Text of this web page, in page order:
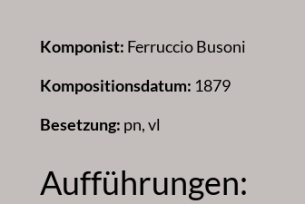
Komponist: Ferruccio Busoni
Kompositionsdatum: 1879
Besetzung: pn, vl
Aufführungen: